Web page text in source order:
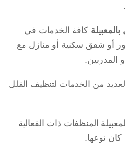
كافة الخدمات في
أو شقق سكنية أو منازل مع
المدربين.
من الخدمات لتنظيف الفلل
المنظفات ذات الفعالية
كان نوعها.